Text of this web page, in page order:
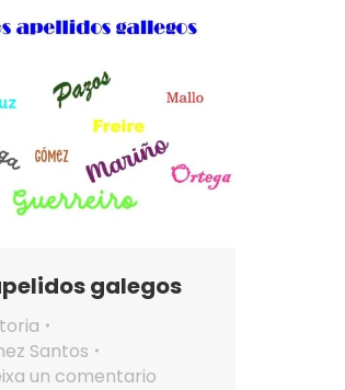
galegos
Santos
un comentario